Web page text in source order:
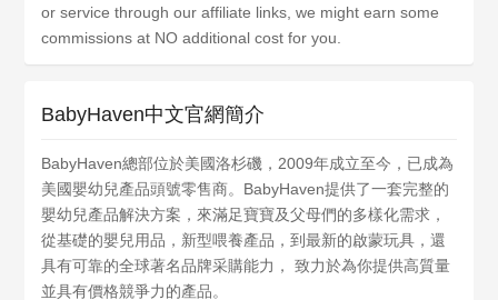
or service through our affiliate links, we might earn some
commissions at NO additional cost for you.
BabyHaven中文官網簡介
BabyHaven總部位於美國洛杉磯，2009年成立至今，已成為
美國嬰幼兒產品頭號零售商。BabyHaven提供了一套完整的
嬰幼兒產品解決方案，來滿足寶寶及父母們的多樣化需求，
從基礎的嬰兒用品，新型喂養產品，到最新的啟蒙玩具，還
具有可靠的全球著名品牌采購能力， 致力於為你提供高質量
並具有價格競爭力的產品。